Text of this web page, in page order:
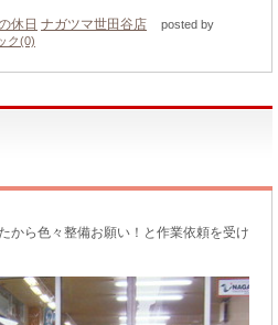
休日 ナガツマ世田谷店
posted by
ク(0)
から色々整備お願い！と作業依頼を受け